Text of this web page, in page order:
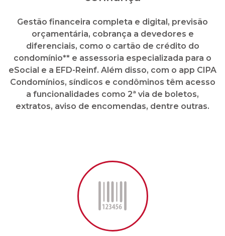
Gestão financeira completa e digital, previsão
orçamentária, cobrança a devedores e
diferenciais, como o cartão de crédito do
condomínio** e assessoria especializada para o
eSocial e a EFD-Reinf. Além disso, com o app CIPA
Condomínios, síndicos e condôminos têm acesso
a funcionalidades como 2ª via de boletos,
extratos, aviso de encomendas, dentre outras.